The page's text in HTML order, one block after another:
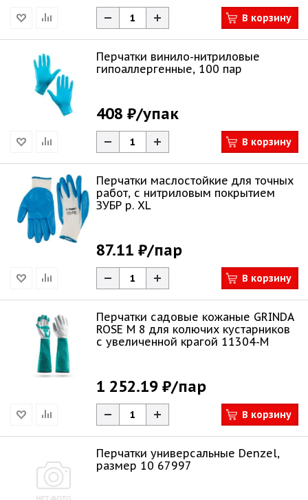
В корзину
Перчатки винило-нитриловые
гипоаллергенные, 100 пар
408 ₽/упак
В корзину
Перчатки маслостойкие для точных
работ, с нитриловым покрытием
ЗУБР р. XL
87.11 ₽/пар
В корзину
Перчатки садовые кожаные GRINDA
ROSE M 8 для колючих кустарников
с увеличенной крагой 11304-M
1 252.19 ₽/пар
В корзину
Перчатки универсальные Denzel,
размер 10 67997